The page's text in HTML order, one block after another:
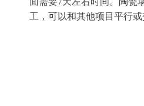
工，可以和其他项目平行